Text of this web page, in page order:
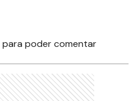
para poder comentar